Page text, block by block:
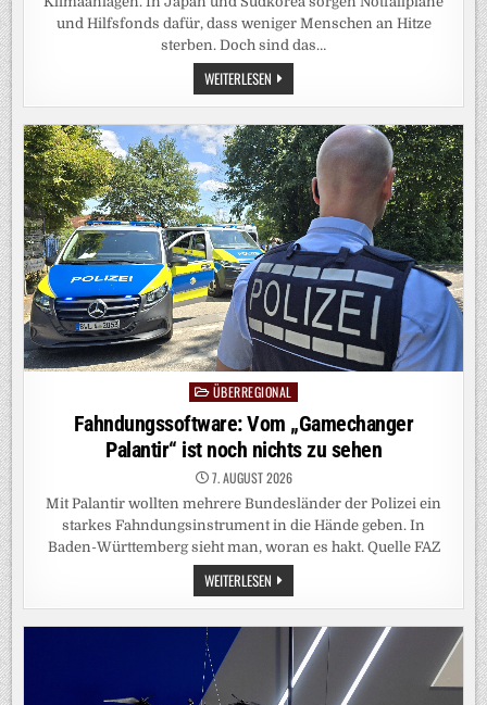
und Hilfsfonds dafür, dass weniger Menschen an Hitze
sterben. Doch sind das…
WEITERLESEN KLIMAWANDEL:
„DIESE
HITZE
IST
POLITISCH“
Posted
in
ÜBERREGIONAL
Fahndungssoftware: Vom „Gamechanger
Palantir“ ist noch nichts zu sehen
7. AUGUST 2026
Mit Palantir wollten mehrere Bundesländer der Polizei ein
starkes Fahndungsinstrument in die Hände geben. In
Baden-Württemberg sieht man, woran es hakt. Quelle FAZ
WEITERLESEN FAHNDUNGSSOFTWARE:
VOM
„GAMECHANGER
PALANTIR“
NICHTS
ZU
SEHEN